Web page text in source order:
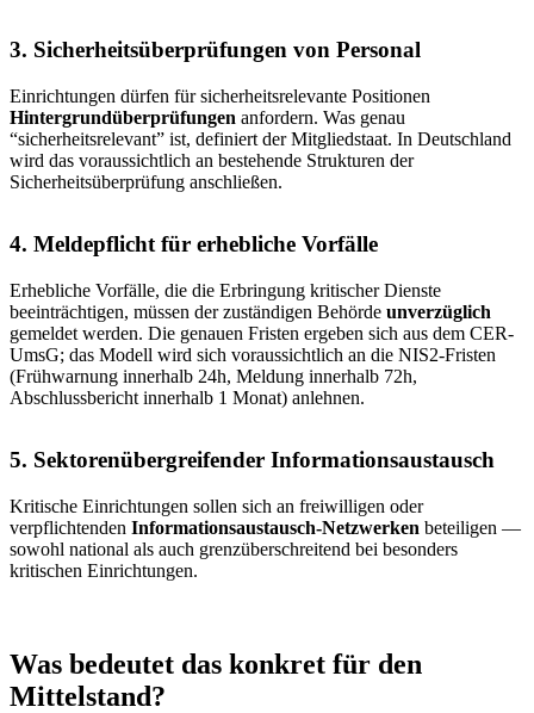
3. Sicherheitsüberprüfungen von Personal
Einrichtungen dürfen für sicherheitsrelevante Positionen
Hintergrundüberprüfungen anfordern. Was genau
“sicherheitsrelevant” ist, definiert der Mitgliedstaat. In Deutschland
wird das voraussichtlich an bestehende Strukturen der
Sicherheitsüberprüfung anschließen.
4. Meldepflicht für erhebliche Vorfälle
Erhebliche Vorfälle, die die Erbringung kritischer Dienste
beeinträchtigen, müssen der zuständigen Behörde unverzüglich
gemeldet werden. Die genauen Fristen ergeben sich aus dem CER-
UmsG; das Modell wird sich voraussichtlich an die NIS2-Fristen
(Frühwarnung innerhalb 24h, Meldung innerhalb 72h,
Abschlussbericht innerhalb 1 Monat) anlehnen.
5. Sektorenübergreifender Informationsaustausch
Kritische Einrichtungen sollen sich an freiwilligen oder
verpflichtenden Informationsaustausch-Netzwerken beteiligen —
sowohl national als auch grenzüberschreitend bei besonders
kritischen Einrichtungen.
Was bedeutet das konkret für den
Mittelstand?